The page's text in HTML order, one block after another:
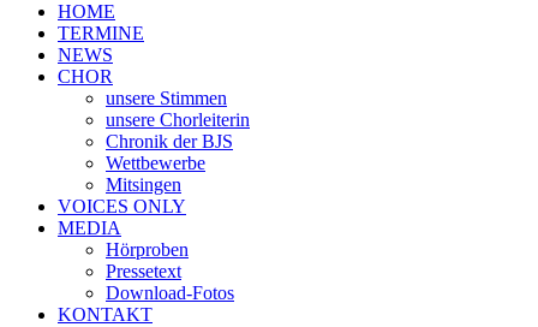
HOME
TERMINE
NEWS
CHOR
unsere Stimmen
unsere Chorleiterin
Chronik der BJS
Wettbewerbe
Mitsingen
VOICES ONLY
MEDIA
Hörproben
Pressetext
Download-Fotos
KONTAKT